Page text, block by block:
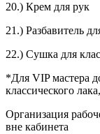
20.) Крем для рук
21.) Разбавитель
22.) Сушка для
*Для VIP мастера
классического
Организация
вне кабинета